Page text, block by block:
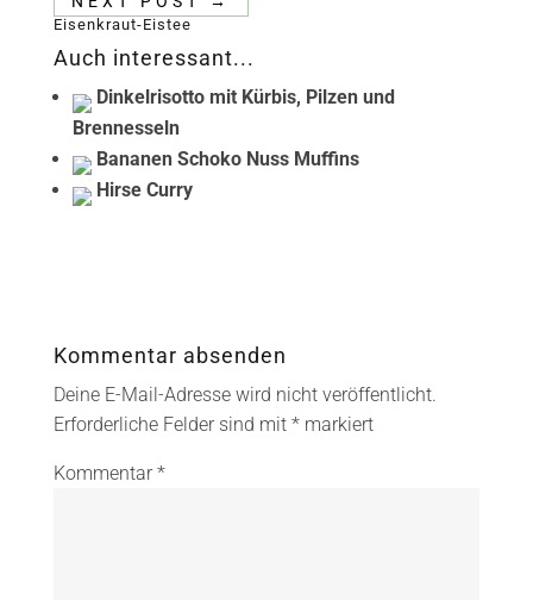
Eisenkraut-Eistee
Auch interessant...
Dinkelrisotto mit Kürbis, Pilzen und
Brennesseln
Bananen Schoko Nuss Muffins
Hirse Curry
Kommentar absenden
Deine E-Mail-Adresse wird nicht veröffentlicht.
Erforderliche Felder sind mit *markiert
Kommentar *